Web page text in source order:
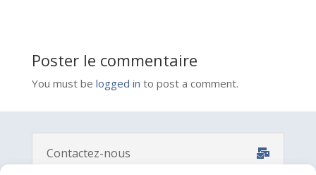
Poster le commentaire
You must be logged in to post a comment.
Contactez-nous